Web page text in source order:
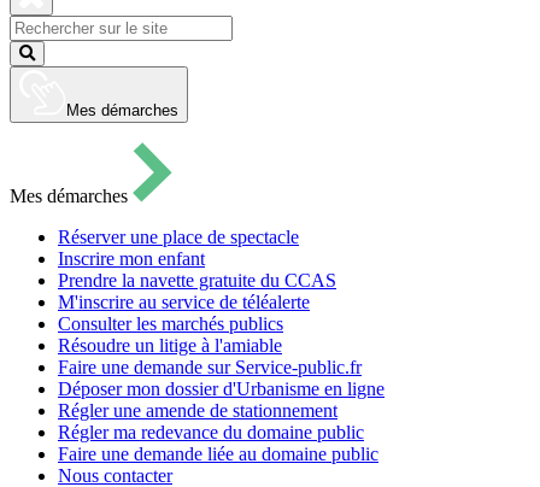
ouvrir
le
formulaire
Fermer
la
recherche
Lancer
la
Mes démarches
Mes démarches
Réserver une place de spectacle
Inscrire mon enfant
Prendre la navette gratuite du CCAS
M'inscrire au service de téléalerte
Consulter les marchés publics
Résoudre un litige à l'amiable
Faire une demande sur Service-public.fr
Déposer mon dossier d'Urbanisme en ligne
Régler une amende de stationnement
Régler ma redevance du domaine public
Faire une demande liée au domaine public
Nous contacter